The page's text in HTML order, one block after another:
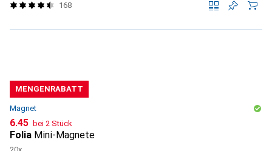
168
MENGENRABATT
Magnet
CHF
6.45 bei 2 Stück
Folia Mini-Magnete
20x